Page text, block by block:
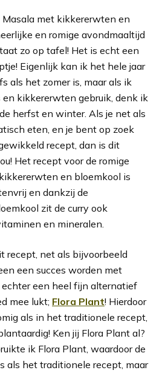
met kikkererwten en
en romige avondmaaltijd
zo op tafel! Het is echt een
Eigenlijk kan ik het hele jaar
als het zomer is, maar als ik
kikkererwten gebruik, denk ik
herfst en winter. Als je net als
eten, en je bent op zoek
recept, dan is dit
Het recept voor de romige
en bloemkool is
en dankzij de
zit de curry ook
en mineralen.
recept, net als bijvoorbeeld
een succes worden met
echter een heel fijn alternatief
mee lukt; Flora Plant! Hierdoor
als in het traditionele recept,
Ken jij Flora Plant al?
ik Flora Plant, waardoor de
als het traditionele recept, maar